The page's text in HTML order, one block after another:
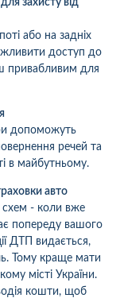
захисту від
або на задніх
доступ до
привабливим для
допоможуть
речей та
в майбутньому.
авто
схем - коли вже
попереду вашого
ДТП видається,
Тому краще мати
місті України.
кошти, щоб